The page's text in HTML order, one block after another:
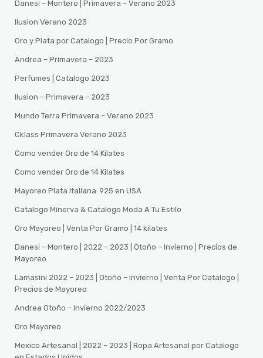
Danesi – Montero | Primavera – Verano 2023
Ilusion Verano 2023
Oro y Plata por Catalogo | Precio Por Gramo
Andrea – Primavera – 2023
Perfumes | Catalogo 2023
Ilusion – Primavera – 2023
Mundo Terra Primavera – Verano 2023
Cklass Primavera Verano 2023
Como vender Oro de 14 Kilates
Como vender Oro de 14 Kilates
Mayoreo Plata Italiana .925 en USA
Catalogo Minerva & Catalogo Moda A Tu Estilo
Oro Mayoreo | Venta Por Gramo | 14 kilates
Danesi – Montero | 2022 – 2023 | Otoño – Invierno | Precios de
Mayoreo
Lamasini 2022 – 2023 | Otoño – Invierno | Venta Por Catalogo |
Precios de Mayoreo
Andrea Otoño – Invierno 2022/2023
Oro Mayoreo
Mexico Artesanal | 2022 – 2023 | Ropa Artesanal por Catalogo